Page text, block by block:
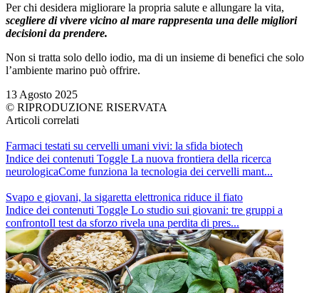
Per chi desidera migliorare la propria salute e allungare la vita,
scegliere di vivere vicino al mare rappresenta una delle migliori
decisioni da prendere.
Non si tratta solo dello iodio, ma di un insieme di benefici che solo
l’ambiente marino può offrire.
13 Agosto 2025
© RIPRODUZIONE RISERVATA
Articoli correlati
Farmaci testati su cervelli umani vivi: la sfida biotech
Indice dei contenuti Toggle La nuova frontiera della ricerca
neurologicaCome funziona la tecnologia dei cervelli mant...
Svapo e giovani, la sigaretta elettronica riduce il fiato
Indice dei contenuti Toggle Lo studio sui giovani: tre gruppi a
confrontoIl test da sforzo rivela una perdita di pres...